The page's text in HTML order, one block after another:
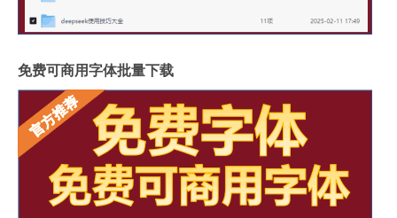
免费可商用字体批量下载